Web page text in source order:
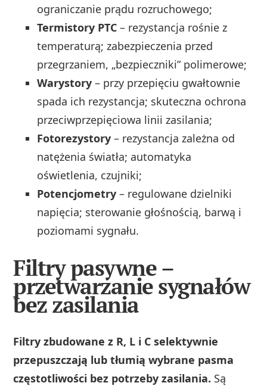
ograniczanie prądu rozruchowego;
Termistory PTC – rezystancja rośnie z
temperaturą; zabezpieczenia przed
przegrzaniem, „bezpieczniki” polimerowe;
Warystory – przy przepięciu gwałtownie
spada ich rezystancja; skuteczna ochrona
przeciwprzepięciowa linii zasilania;
Fotorezystory – rezystancja zależna od
natężenia światła; automatyka
oświetlenia, czujniki;
Potencjometry – regulowane dzielniki
napięcia; sterowanie głośnością, barwą i
poziomami sygnału.
Filtry pasywne –
przetwarzanie sygnałów
bez zasilania
Filtry zbudowane z R, L i C selektywnie
przepuszczają lub tłumią wybrane pasma
częstotliwości bez potrzeby zasilania. Są